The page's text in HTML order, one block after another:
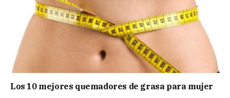
Los 10 mejores quemadores de grasa para mujer